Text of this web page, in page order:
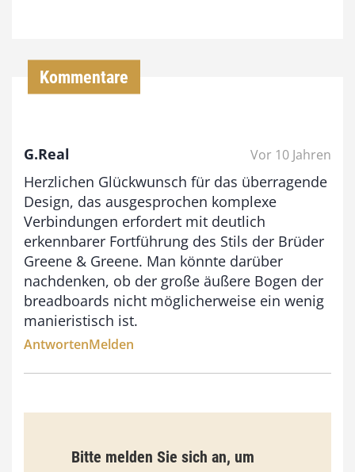
b
i
s
9
3
0
Kommentare
G.Real Vor 10 Jahren
Herzlichen Glückwunsch für das überragende
Design, das ausgesprochen komplexe
Verbindungen erfordert mit deutlich
erkennbarer Fortführung des Stils der Brüder
Greene & Greene. Man könnte darüber
nachdenken, ob der große äußere Bogen der
breadboards nicht möglicherweise ein wenig
manieristisch ist.
AntwortenMelden
Bitte melden Sie sich an, um